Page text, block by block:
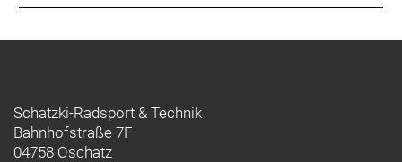
Schatzki-Radsport & Technik
Bahnhofstraße 7F
04758 Oschatz